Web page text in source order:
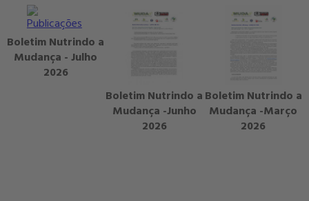
Boletim Nutrindo a
Mudança - Julho
2026
Boletim Nutrindo a
Mudança -Junho
2026
Boletim Nutrindo a
Mudança -Março
2026